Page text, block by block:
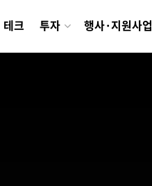
테크 투자 행사·지원사업